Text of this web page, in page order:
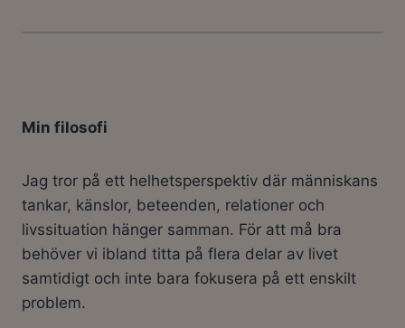
Min filosofi
Jag tror på ett helhetsperspektiv där människans
tankar, känslor, beteenden, relationer och
livssituation hänger samman. För att må bra
behöver vi ibland titta på flera delar av livet
samtidigt och inte bara fokusera på ett enskilt
problem.